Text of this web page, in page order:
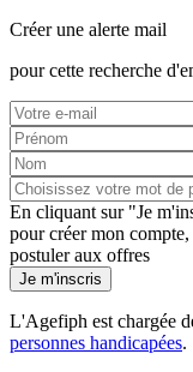
Créer une alerte mail
pour cette recherche
En cliquant sur "Je
pour créer mon
postuler aux offres
Je m'inscris
L'Agefiph est chargée
personnes handicapées.